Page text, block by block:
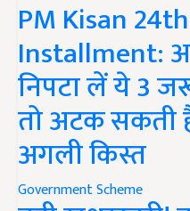
PM Kisan 24th
Installment:
निपटा लें ये 3
तो अटक सकती
अगली किस्त
Government Scheme